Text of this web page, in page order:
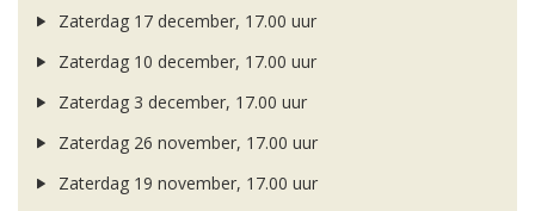
Zaterdag 17 december, 17.00 uur
Zaterdag 10 december, 17.00 uur
Zaterdag 3 december, 17.00 uur
Zaterdag 26 november, 17.00 uur
Zaterdag 19 november, 17.00 uur